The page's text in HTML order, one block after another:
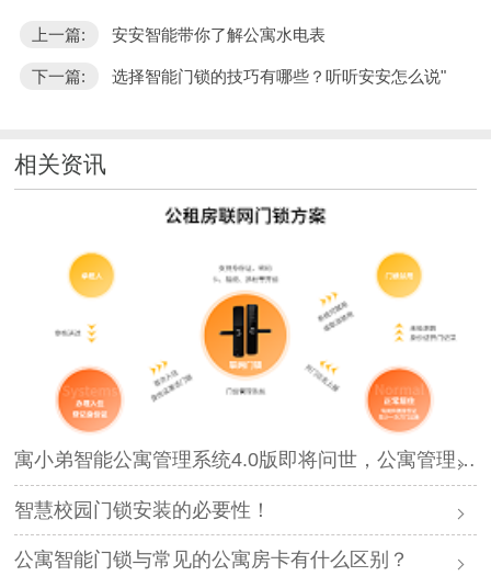
上一篇: 安安智能带你了解公寓水电表
下一篇: 选择智能门锁的技巧有哪些？听听安安怎么说"
相关资讯
寓小弟智能公寓管理系统4.0版即将问世，公寓管理再升级！
智慧校园门锁安装的必要性！
公寓智能门锁与常见的公寓房卡有什么区别？